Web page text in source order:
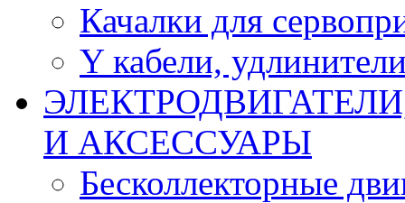
Качалки для
Y кабели,
И АКСЕССУАРЫ
Бесколлекторные